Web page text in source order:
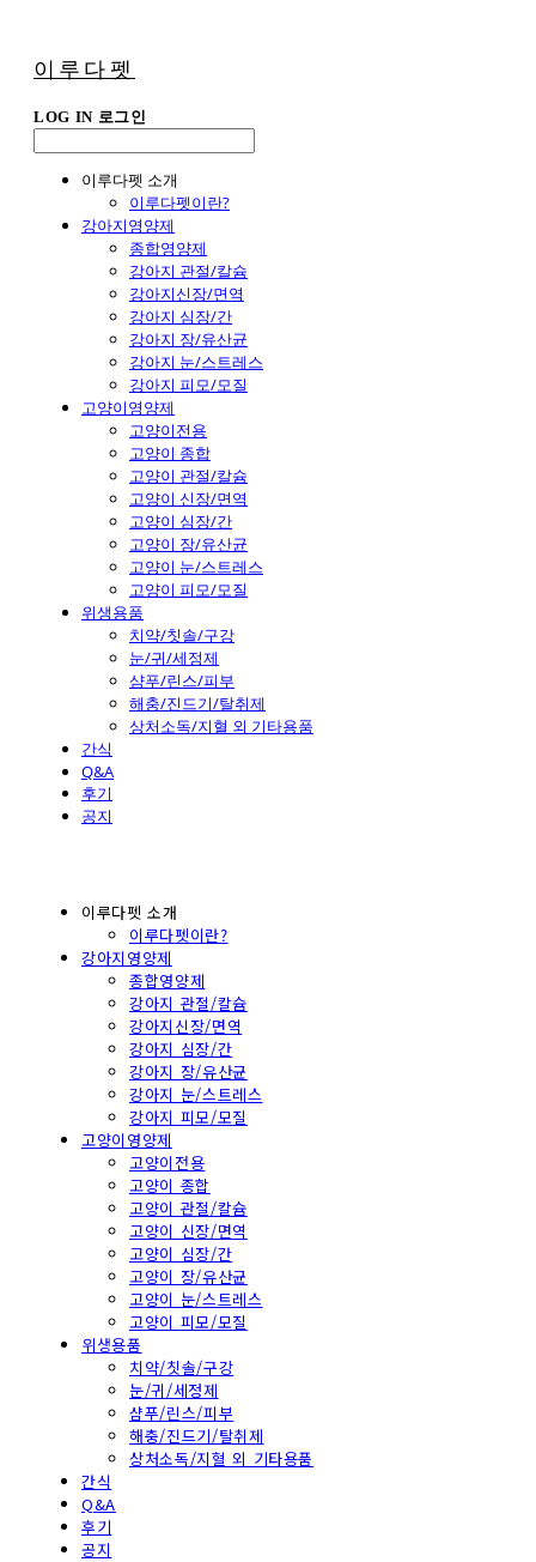
이루다펫
LOG IN 로그인
이루다펫 소개
이루다펫이란?
강아지영양제
종합영양제
강아지 관절/칼슘
강아지신장/면역
강아지 심장/간
강아지 장/유산균
강아지 눈/스트레스
강아지 피모/모질
고양이영양제
고양이전용
고양이 종합
고양이 관절/칼슘
고양이 신장/면역
고양이 심장/간
고양이 장/유산균
고양이 눈/스트레스
고양이 피모/모질
위생용품
치약/칫솔/구강
눈/귀/세정제
샴푸/린스/피부
해충/진드기/탈취제
상처소독/지혈 외 기타용품
간식
Q&A
후기
공지
이루다펫 소개
이루다펫이란?
강아지영양제
종합영양제
강아지 관절/칼슘
강아지신장/면역
강아지 심장/간
강아지 장/유산균
강아지 눈/스트레스
강아지 피모/모질
고양이영양제
고양이전용
고양이 종합
고양이 관절/칼슘
고양이 신장/면역
고양이 심장/간
고양이 장/유산균
고양이 눈/스트레스
고양이 피모/모질
위생용품
치약/칫솔/구강
눈/귀/세정제
샴푸/린스/피부
해충/진드기/탈취제
상처소독/지혈 외 기타용품
간식
Q&A
후기
공지